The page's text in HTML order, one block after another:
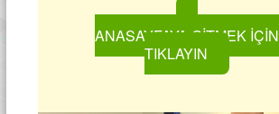
ANASAYFAYA GİTMEK İÇİN
TIKLAYIN